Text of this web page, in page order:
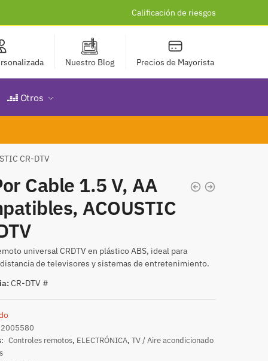
Calificación de riesgos
Nuestro Blog Precios de Mayorista
Otros
CR-DTV
Cable 1.5 V, AA
ACOUSTIC
universal CRDTV en plástico ABS, ideal para
de televisores y sistemas de entretenimiento.
CR-DTV #
Controles remotos, ELECTRÓNICA, TV / Aire acondicionado